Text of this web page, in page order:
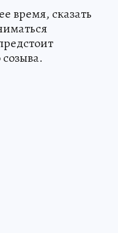
время, сказать